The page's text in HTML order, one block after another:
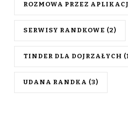
ROZMOWA PRZEZ
SERWISY RANDKOWE (2)
TINDER DLA DOJRZAŁYCH
UDANA RANDKA (3)